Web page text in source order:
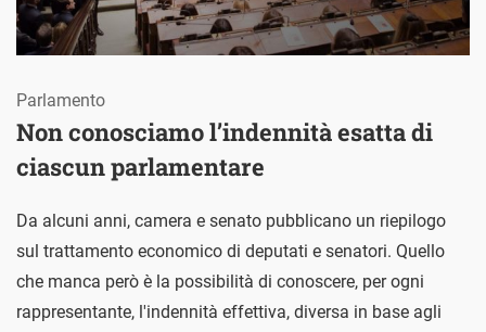
Non conosciamo l’indennità esatta di
ciascun parlamentare
Parlamento
Da alcuni anni, camera e senato pubblicano un riepilogo
sul trattamento economico di deputati e senatori. Quello
che manca però è la possibilità di conoscere, per ogni
rappresentante, l'indennità effettiva, diversa in base agli